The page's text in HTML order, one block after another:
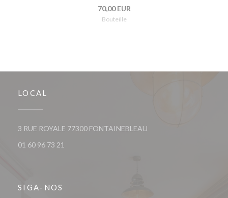
70,00 EUR
Bouteille
LOCAL
3 RUE ROYALE 77300 FONTAINEBLEAU
01 60 96 73 21
SIGA-NOS